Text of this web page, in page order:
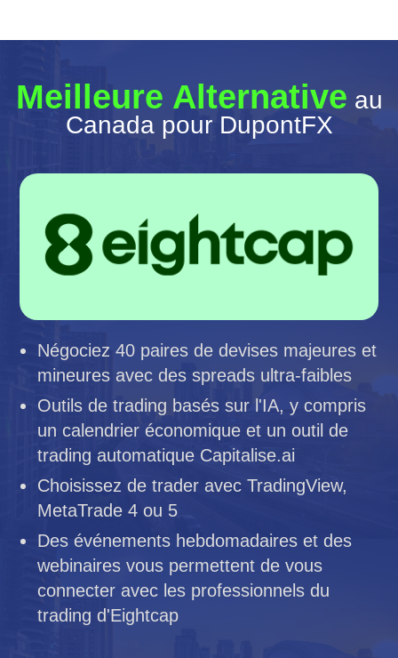
Meilleure Alternative au
Canada pour DupontFX
Négociez 40 paires de devises majeures et
mineures avec des spreads ultra-faibles
Outils de trading basés sur l'IA, y compris
un calendrier économique et un outil de
trading automatique Capitalise.ai
Choisissez de trader avec TradingView,
MetaTrade 4 ou 5
Des événements hebdomadaires et des
webinaires vous permettent de vous
connecter avec les professionnels du
trading d'Eightcap